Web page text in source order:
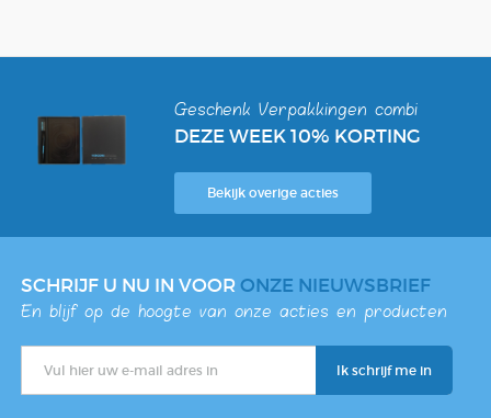
Geschenk Verpakkingen combi
DEZE WEEK 10% KORTING
Bekijk overige acties
SCHRIJF U NU IN VOOR ONZE NIEUWSBRIEF
En blijf op de hoogte van onze acties en producten